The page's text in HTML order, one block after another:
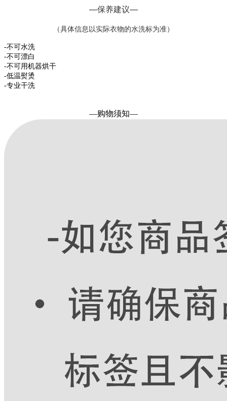
—保养建议—
（具体信息以实际衣物的水洗标为准）
-不可水洗
-不可漂白
-不可用机器烘干
-低温熨烫
-专业干洗
—购物须知—